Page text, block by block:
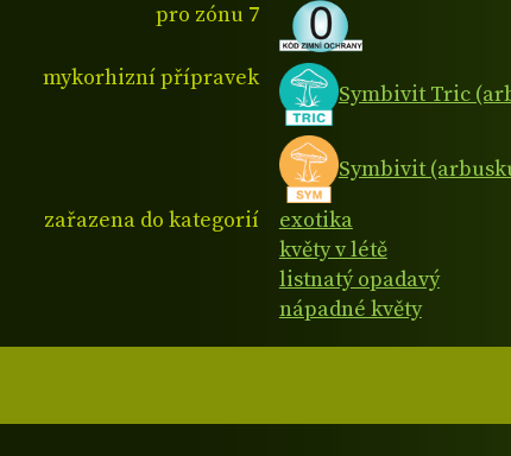
pro zónu 7
mykorhizní přípravek
Symbivit Tric
Symbivit
zařazena do kategorií
exotika
květy v létě
listnatý opadavý
nápadné květy